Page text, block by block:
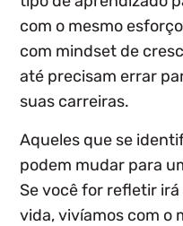
com o mesmo
com mindset de
até precisam errar
suas carreiras.
Aqueles que se
podem mudar para
Se você for refletir
vida, vivíamos com o